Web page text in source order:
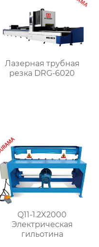
Лазерная трубная
резка DRG-6020
Q11-1.2X2000
Электрическая
гильотина